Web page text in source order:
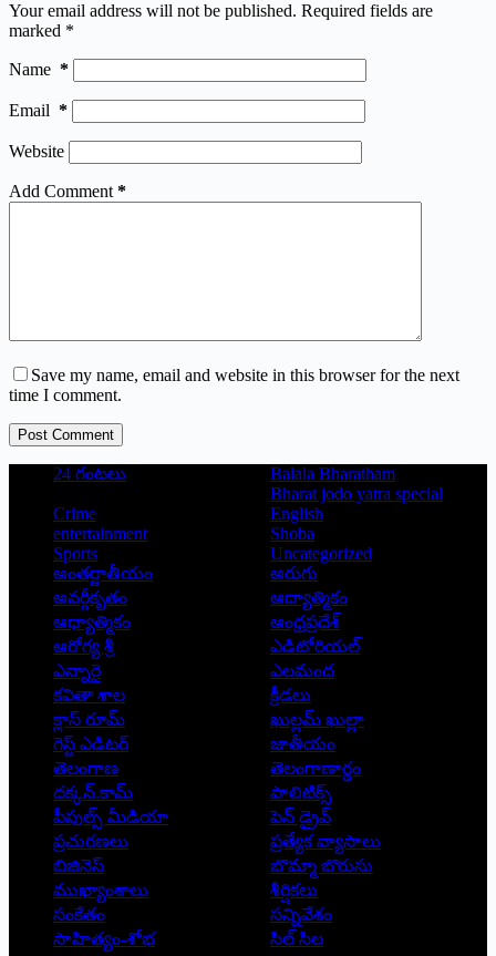
Your email address will not be published. Required fields are
marked *
Name *
Email *
Website
Add Comment *
Save my name, email and website in this browser for the next
time I comment.
Post Comment
24 గంటలు
Balala Bharatham
Bharat jodo yatra special
Crime
English
entertainment
Shoba
Sports
Uncategorized
అంతర్జాతీయం
అరుగు
అవర్గీకృతం
ఆద్యాత్మికం
ఆధ్యాత్మికం
ఆంధ్రప్రదేశ్
ఆరోగ్య శ్రీ
ఎడిటోరియల్
ఎన్నారై
ఎలమంద
కవితా శాల
క్రీడలు
క్లాస్ రూమ్
ఖుల్లమ్ ఖుల్లా
గెస్ట్ ఎడిటర్
జాతీయం
తెలంగాణ
తెలంగాణార్థం
దక్కన్.కామ్
పాలిటిక్స్
పీపుల్స్ ‌మీడియా
పెన్ డ్రైవ్
ప్రచురణలు
ప్రత్యేక వ్యాసాలు
బిజినెస్
బొమ్మా బొరుసు
ముఖ్యాంశాలు
శీర్షికలు
సంకేతం
సన్నివేశం
సాహిత్యం-శోభ
సిల్ సిల